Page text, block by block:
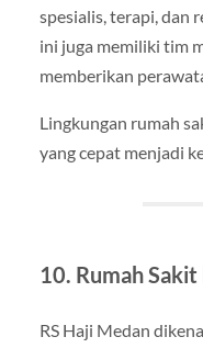
spesialis, terapi, dan
ini juga memiliki tim
memberikan
Lingkungan rumah
yang cepat menjadi
10. Rumah
RS Haji Medan